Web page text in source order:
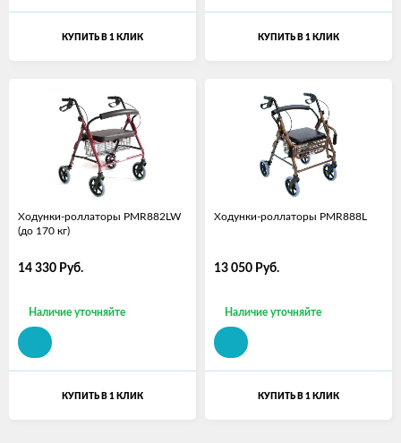
КУПИТЬ В 1 КЛИК КУПИТЬ В 1 КЛИК
Ходунки-роллаторы PMR882LW
(до 170 кг)
14 330 Руб.
Наличие уточняйте
КУПИТЬ В 1 КЛИК
Ходунки-роллаторы PMR888L
13 050 Руб.
Наличие уточняйте
КУПИТЬ В 1 КЛИК